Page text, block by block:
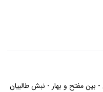
- بین مفتح و بهار - نبش طالبیان